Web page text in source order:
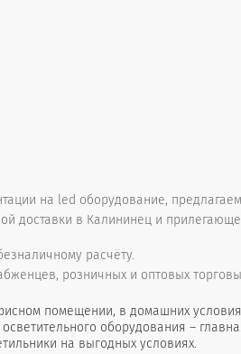
на led оборудование,
доставки в Калининец и
расчёту.
розничных и оптовых
помещении, в домашних
оборудования –
на выгодных условиях.